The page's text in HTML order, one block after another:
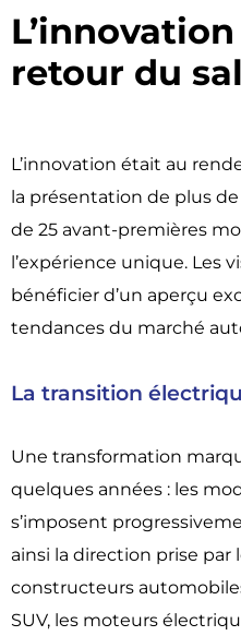
retour du
L’innovation était au
la présentation de plus
de 25 avant-premières
l’expérience unique. Les
bénéficier d’un aperçu
tendances du marché
La transition
Une transformation
quelques années : les
s’imposent
ainsi la direction prise par
constructeurs
SUV, les moteurs